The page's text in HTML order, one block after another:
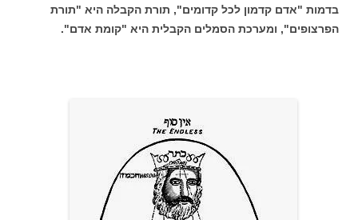
בדמות "אדם קדמון לכל קדומים", תורת הקבלה היא "תורת
הפרצופים", ומערכת הסמלים הקבלית היא "קומת אדם".